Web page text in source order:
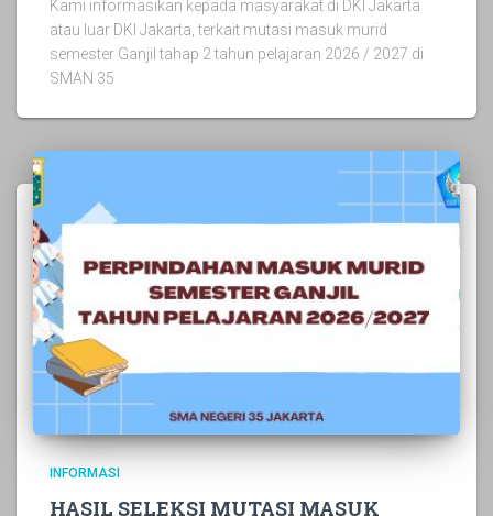
Kami informasikan kepada masyarakat di DKI Jakarta
atau luar DKI Jakarta, terkait mutasi masuk murid
semester Ganjil tahap 2 tahun pelajaran 2026 / 2027 di
SMAN 35
INFORMASI
HASIL SELEKSI MUTASI MASUK